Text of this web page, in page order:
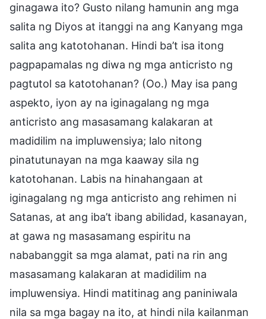
ginagawa ito? Gusto nilang hamunin ang mga
salita ng Diyos at itanggi na ang Kanyang mga
salita ang katotohanan. Hindi ba’t isa itong
pagpapamalas ng diwa ng mga anticristo ng
pagtutol sa katotohanan? (Oo.) May isa pang
aspekto, iyon ay na iginagalang ng mga
anticristo ang masasamang kalakaran at
madidilim na impluwensiya; lalo nitong
pinatutunayan na mga kaaway sila ng
katotohanan. Labis na hinahangaan at
iginagalang ng mga anticristo ang rehimen ni
Satanas, at ang iba’t ibang abilidad, kasanayan,
at gawa ng masasamang espiritu na
nababanggit sa mga alamat, pati na rin ang
masasamang kalakaran at madidilim na
impluwensiya. Hindi matitinag ang paniniwala
nila sa mga bagay na ito, at hindi nila kailanman